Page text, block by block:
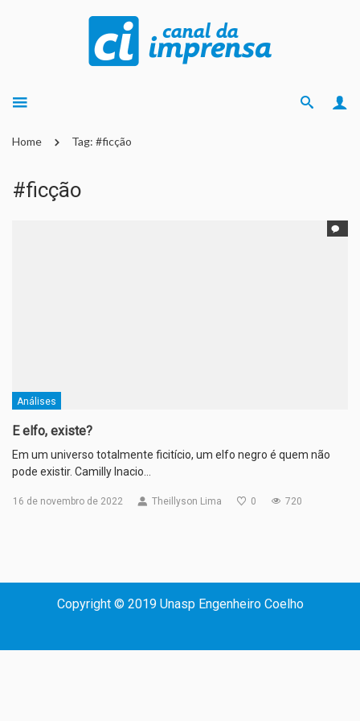
Home Tag: #ficção
#ficção
Análises
E elfo, existe?
Em um universo totalmente ficitício, um elfo negro é quem não
pode existir. Camilly Inacio…
16 de novembro de 2022 Theillyson Lima 0 720
Copyright © 2019 Unasp Engenheiro Coelho